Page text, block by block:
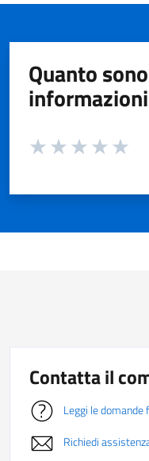
Quanto
Valuta da 1 a 5 stelle la
Contatta il
Leggi le domande
Richiedi